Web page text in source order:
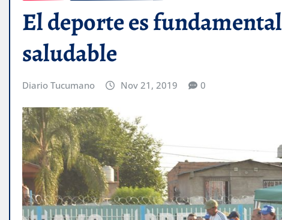
El deporte es
saludable
Diario Tucumano Nov 21, 2019 0